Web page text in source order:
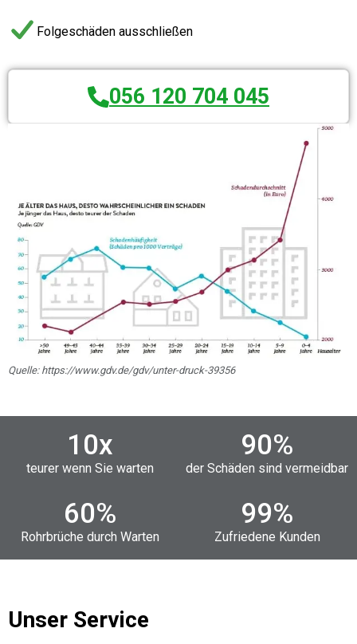
Quelle: https://www.gdv.de/gdv/unter-druck-39356
Folgeschäden ausschließen
056 120 704 045
10x
teurer wenn Sie warten
90%
der Schäden sind vermeidbar
60%
Rohrbrüche durch Warten
99%
Zufriedene Kunden
Unser Service